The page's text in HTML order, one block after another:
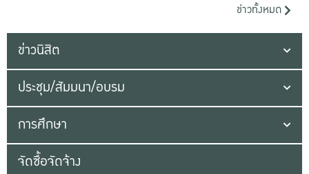
ข่าวทั้งหมด
ข่าวนิสิต
ประชุม/สัมมนา/อบรม
การศึกษา
จัดซื้อจัดจ้าง